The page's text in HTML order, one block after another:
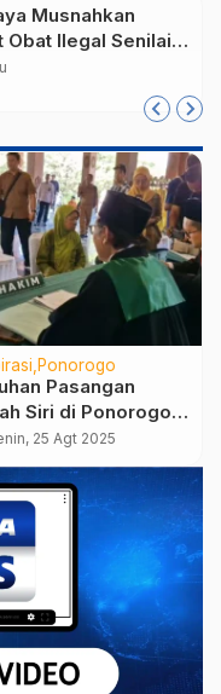
Musnahkan
Obat Ilegal Senilai
Ponorogo
Pasangan
Siri di Ponorogo
Lewat Sidang
25 Agt 2025